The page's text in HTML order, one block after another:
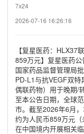
7x24
2026-07-16 16:26:16
【复星医药：HLX37
859万元】复星医药
国家药品监督管理局
PD-L1与抗VEGF双
偶联药物）用于晚期/
至本公告日期，全球
市。截至2026年6月
约为人民币859万元
在中国境内开展相关